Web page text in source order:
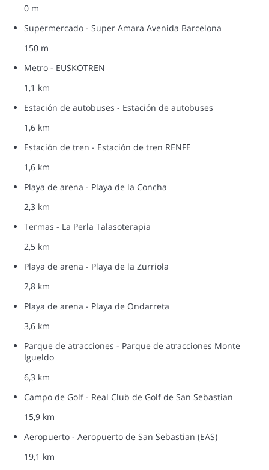
0 m
Supermercado - Super Amara Avenida Barcelona
150 m
Metro - EUSKOTREN
1,1 km
Estación de autobuses - Estación de autobuses
1,6 km
Estación de tren - Estación de tren RENFE
1,6 km
Playa de arena - Playa de la Concha
2,3 km
Termas - La Perla Talasoterapia
2,5 km
Playa de arena - Playa de la Zurriola
2,8 km
Playa de arena - Playa de Ondarreta
3,6 km
Parque de atracciones - Parque de atracciones Monte
Igueldo
6,3 km
Campo de Golf - Real Club de Golf de San Sebastian
15,9 km
Aeropuerto - Aeropuerto de San Sebastian (EAS)
19,1 km